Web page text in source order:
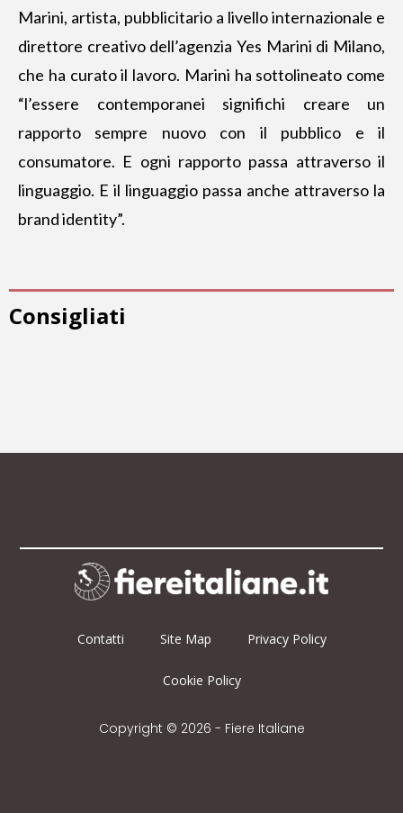
Marini, artista, pubblicitario a livello internazionale e
direttore creativo dell’agenzia Yes Marini di Milano,
che ha curato il lavoro. Marini ha sottolineato come
“l’essere contemporanei significhi creare un
rapporto sempre nuovo con il pubblico e il
consumatore. E ogni rapporto passa attraverso il
linguaggio. E il linguaggio passa anche attraverso la
brand identity”.
Consigliati
Contatti Site Map Privacy Policy
Cookie Policy
Copyright © 2026 - Fiere Italiane